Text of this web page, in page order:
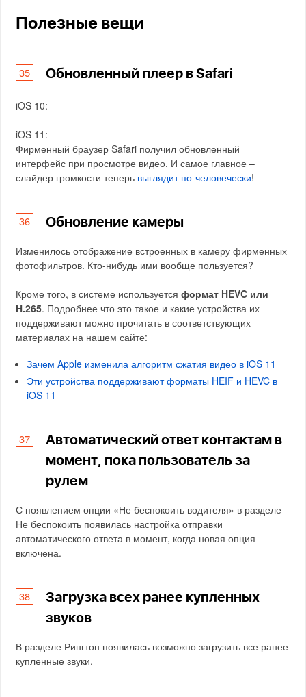
Полезные вещи
Обновленный плеер в Safari
iOS 10:
iOS 11:
Фирменный браузер Safari получил обновленный
интерфейс при просмотре видео. И самое главное –
слайдер громкости теперь выглядит по-человечески!
Обновление камеры
Изменилось отображение встроенных в камеру фирменных
фотофильтров. Кто-нибудь ими вообще пользуется?
Кроме того, в системе используетсяформат HEVC или
Н.265. Подробнее что это такое и какие устройства их
поддерживают можно прочитать в соответствующих
материалах на нашем сайте:
Зачем Apple изменила алгоритм сжатия видео в iOS 11
Эти устройства поддерживают форматы HEIF и HEVC в
iOS 11
Автоматический ответ контактам в
момент, пока пользователь за
рулем
С появлением опции «Не беспокоить водителя» в разделе
Не беспокоить появилась настройка отправки
автоматического ответа в момент, когда новая опция
включена.
Загрузка всех ранее купленных
звуков
В разделе Рингтон появилась возможно загрузить все ранее
купленные звуки.